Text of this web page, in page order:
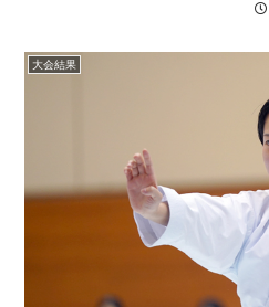
大会結果